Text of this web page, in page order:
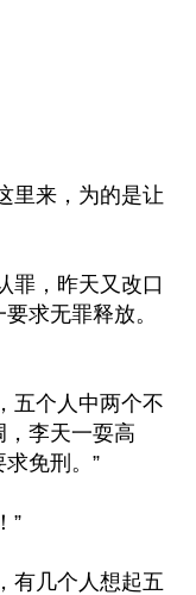
里来，为的是让
罪，昨天又改口
求无罪释放。
五个人中两个不
李天一耍高
免刑。”
”
有几个人想起五